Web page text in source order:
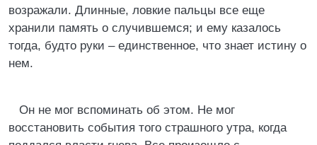
возражали. Длинные, ловкие пальцы все еще
хранили память о случившемся; и ему казалось
тогда, будто руки – единственное, что знает истину о
нем.
Он не мог вспоминать об этом. Не мог
восстановить события того страшного утра, когда